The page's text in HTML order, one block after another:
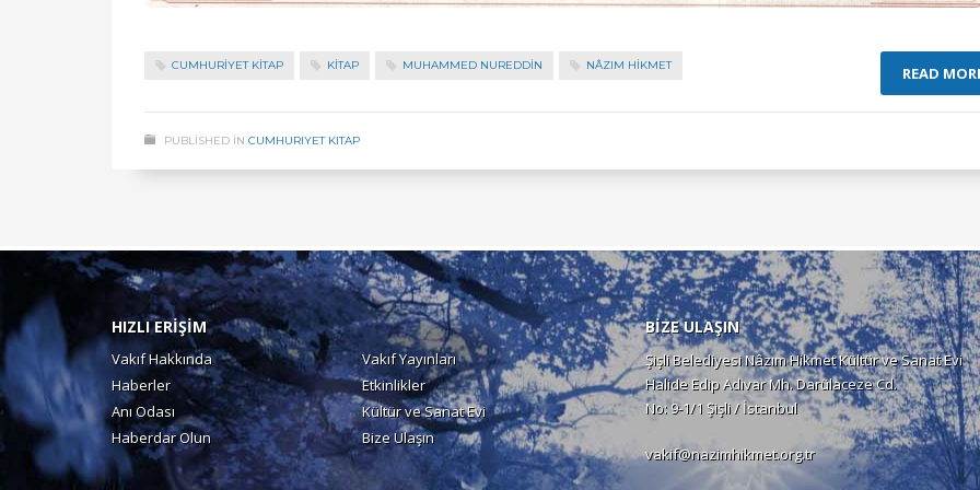
CUMHURİYET KİTAP KITAP MUHAMMED NUREDDİN NÂZIM HIKMET READ
PUBLISHED IN CUMHURIYET KITAP
HIZLI ERİŞİM
Vakıf Hakkında
Vakıf Yayınları
Haberler
Etkinlikler
Anı Odası
Kültür ve Sanat Evi
Haberdar Olun
Bize Ulaşın
BİZE ULAŞIN
Şişli Belediyesi Nâzım Hikmet Kültür ve Sanat Evi
Halide Edip Adıvar Mh. Darülaceze Cd.
No: 9-1/1 Şişli / İstanbul
vakif@nazimhikmet.org.tr